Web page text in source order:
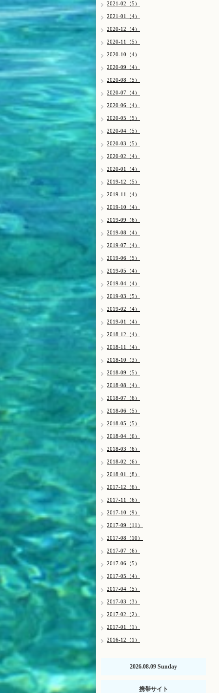
2021-02（5）
2021-01（4）
2020-12（4）
2020-11（5）
2020-10（4）
2020-09（4）
2020-08（5）
2020-07（4）
2020-06（4）
2020-05（5）
2020-04（5）
2020-03（5）
2020-02（4）
2020-01（4）
2019-12（5）
2019-11（4）
2019-10（4）
2019-09（6）
2019-08（4）
2019-07（4）
2019-06（5）
2019-05（4）
2019-04（4）
2019-03（5）
2019-02（4）
2019-01（4）
2018-12（4）
2018-11（4）
2018-10（3）
2018-09（5）
2018-08（4）
2018-07（6）
2018-06（5）
2018-05（5）
2018-04（6）
2018-03（6）
2018-02（6）
2018-01（8）
2017-12（6）
2017-11（6）
2017-10（9）
2017-09（11）
2017-08（10）
2017-07（6）
2017-06（5）
2017-05（4）
2017-04（5）
2017-03（3）
2017-02（2）
2017-01（1）
2016-12（1）
2026.08.09 Sunday
携帯サイト